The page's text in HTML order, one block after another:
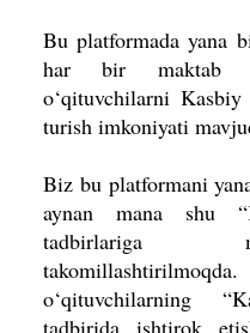
Bu platformada yana
har bir maktab
o‘qituvchilarni
turish imkoniyati
Biz bu platformani
aynan mana shu
tadbirlariga
o‘qituvchilarning
tadbirida ishtirok